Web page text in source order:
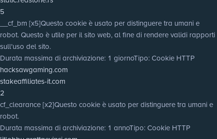
5
__cf_bm [x5]Questo cookie è usato per distinguere tra umani e
robot. Questo è utile per il sito web, al fine di rendere validi rapporti
sull'uso del sito.
Durata massima di archiviazione: 1 giornoTipo: Cookie HTTP
hacksawgaming.com
stakeaffiliates-it.com
2
cf_clearance [x2]Questo cookie è usato per distinguere tra umani e
robot.
Durata massima di archiviazione: 1 annoTipo: Cookie HTTP